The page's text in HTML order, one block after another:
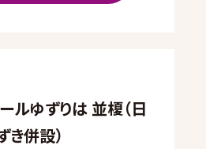
ルゆずりは 並榎（日
併設）